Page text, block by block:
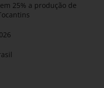
25% a produção de